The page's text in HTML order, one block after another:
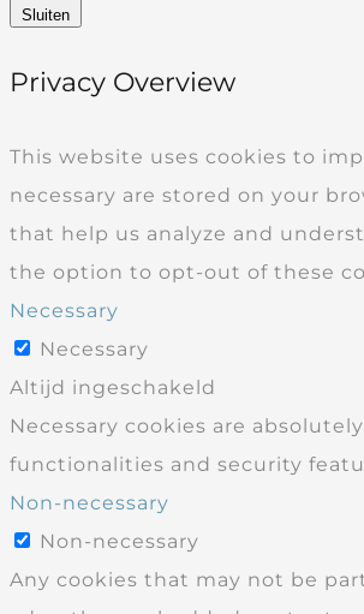
Sluiten
Privacy Overview
This website uses cookies to
necessary are stored on your
that help us analyze and
the option to opt-out of these
Necessary
Necessary
Altijd ingeschakeld
Necessary cookies are
functionalities and security
Non-necessary
Non-necessary
Any cookies that may not be